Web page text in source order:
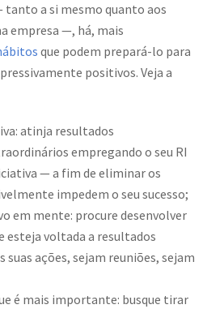
a si mesmo quanto aos
empresa —, há, mais
que podem prepará-lo para
positivos. Veja a
atinja resultados
empregando o seu RI
— a fim de eliminar os
impedem o seu sucesso;
em mente: procure desenvolver
esteja voltada a resultados
suas ações, sejam reuniões, sejam
é mais importante: busque tirar